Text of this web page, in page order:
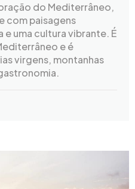
do Mediterrâneo,
com paisagens
e uma cultura vibrante. É
e é
virgens, montanhas